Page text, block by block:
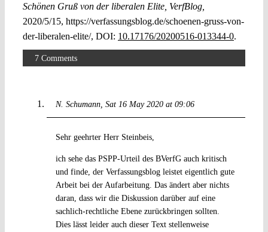
Schönen Gruß von der liberalen Elite, VerfBlog,
2020/5/15, https://verfassungsblog.de/schoenen-gruss-von-
der-liberalen-elite/, DOI: 10.17176/20200516-013344-0.
7 Comments
N. Schumann Sat 16 May 2020 at 09:06
Sehr geehrter Herr Steinbeis,
ich sehe das PSPP-Urteil des BVerfG auch kritisch
und finde, der Verfassungsblog leistet eigentlich gute
Arbeit bei der Aufarbeitung. Das ändert aber nichts
daran, dass wir die Diskussion darüber auf eine
sachlich-rechtliche Ebene zurückbringen sollten.
Dies lässt leider auch dieser Text stellenweise